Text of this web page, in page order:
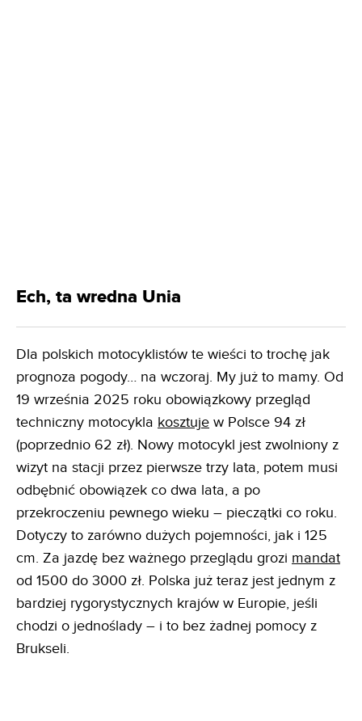
Ech, ta wredna Unia
Dla polskich motocyklistów te wieści to trochę jak
prognoza pogody… na wczoraj. My już to mamy. Od
19 września 2025 roku obowiązkowy przegląd
techniczny motocykla kosztuje w Polsce 94 zł
(poprzednio 62 zł). Nowy motocykl jest zwolniony z
wizyt na stacji przez pierwsze trzy lata, potem musi
odbębnić obowiązek co dwa lata, a po
przekroczeniu pewnego wieku – pieczątki co roku.
Dotyczy to zarówno dużych pojemności, jak i 125
cm. Za jazdę bez ważnego przeglądu grozi mandat
od 1500 do 3000 zł. Polska już teraz jest jednym z
bardziej rygorystycznych krajów w Europie, jeśli
chodzi o jednoślady – i to bez żadnej pomocy z
Brukseli.